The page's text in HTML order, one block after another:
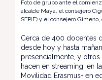
Foto de grupo ante el
alcalde Maya, el consejero
SEPIE) y el consejero
Cerca de 400 docentes
desde hoy y hasta
presencialmente, y
hacen en streaming, en
Movilidad Erasmus+ en